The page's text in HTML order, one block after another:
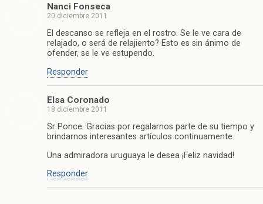
Nanci Fonseca
20 diciembre 2011
El descanso se refleja en el rostro. Se le ve cara de
relajado, o será de relajiento? Esto es sin ánimo de
ofender, se le ve estupendo.
Responder
Elsa Coronado
18 diciembre 2011
Sr Ponce. Gracias por regalarnos parte de su tiempo y
brindarnos interesantes artículos continuamente.
Una admiradora uruguaya le desea ¡Feliz navidad!
Responder